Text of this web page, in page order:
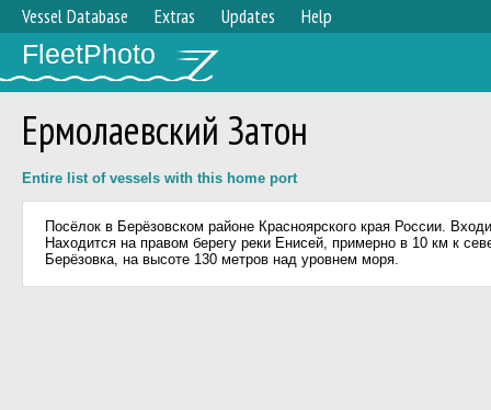
Vessel Database Extras Updates Help
FleetPhoto
Ермолаевский Затон
Entire list of vessels with this home port
Посёлок в Берёзовском районе Красноярского края России.
Находится на правом берегу реки Енисей, примерно в 10 км к
Берёзовка, на высоте 130 метров над уровнем моря.